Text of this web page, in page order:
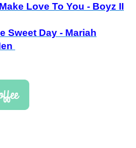
Love To You - Boyz II
Sweet Day - Mariah